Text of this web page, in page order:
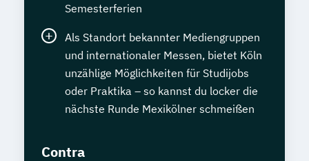
Semesterferien
Als Standort bekannter Mediengruppen
und internationaler Messen, bietet Köln
unzählige Möglichkeiten für Studijobs
oder Praktika – so kannst du locker die
nächste Runde Mexikölner schmeißen
Contra